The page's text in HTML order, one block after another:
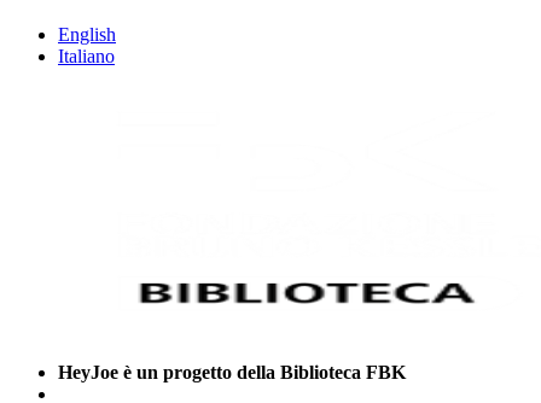
English
Italiano
HeyJoe è un progetto della Biblioteca FBK